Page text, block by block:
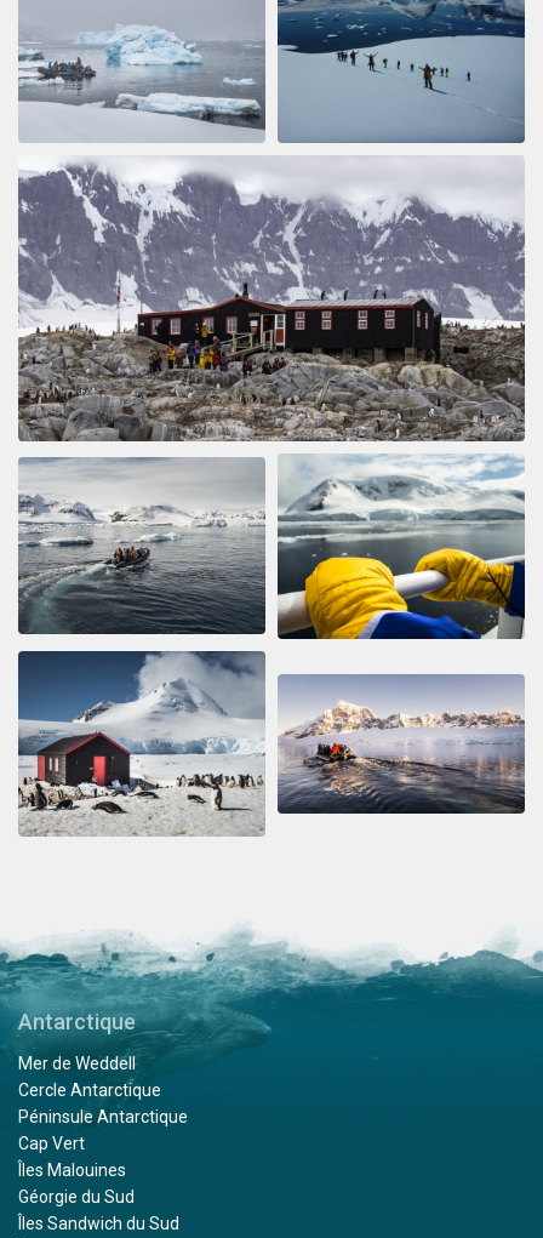
Antarctique
Mer de Weddell
Cercle Antarctique
Péninsule Antarctique
Cap Vert
Îles Malouines
Géorgie du Sud
Îles Sandwich du Sud